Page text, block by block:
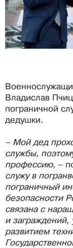
Владислав
пограничной
дедушки.
– Мой дед
службы,
профессию, –
служу в
пограничный
безопасности
связана с
и
развитием